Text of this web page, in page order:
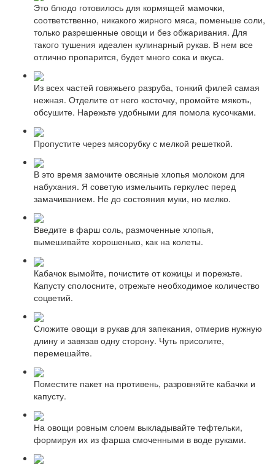
Это блюдо готовилось для кормящей мамочки,
соответственно, никакого жирного мяса, поменьше соли,
только разрешенные овощи и без обжаривания. Для
такого тушения идеален кулинарный рукав. В нем все
отлично пропарится, будет много сока и вкуса.
Из всех частей говяжьего разруба, тонкий филей самая
нежная. Отделите от него косточку, промойте мякоть,
обсушите. Нарежьте удобными для помола кусочками.
Пропустите через мясорубку с мелкой решеткой.
В это время замочите овсяные хлопья молоком для
набухания. Я советую измельчить геркулес перед
замачиванием. Не до состояния муки, но мелко.
Введите в фарш соль, размоченные хлопья,
вымешивайте хорошенько, как на колеты.
Кабачок вымойте, почистите от кожицы и порежьте.
Капусту сполосните, отрежьте необходимое количество
соцветий.
Сложите овощи в рукав для запекания, отмерив нужную
длину и завязав одну сторону. Чуть присолите,
перемешайте.
Поместите пакет на противень, разровняйте кабачки и
капусту.
На овощи ровным слоем выкладывайте тефтельки,
формируя их из фарша смоченными в воде руками.